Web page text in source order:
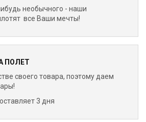
необычного - наши
все Ваши мечты!
ПОЛЕТ
своего товара, поэтому даем
3 дня